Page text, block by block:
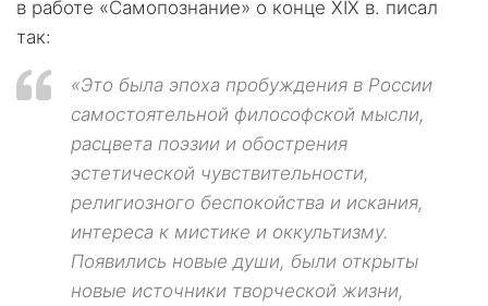
в работе «Самопознание» о конце XIX в. писал
так:
«Это была эпоха пробуждения в России
самостоятельной философской мысли,
расцвета поэзии и обострения
эстетической чувствительности,
религиозного беспокойства и искания,
интереса к мистике и оккультизму.
Появились новые души, были открыты
новые источники творческой жизни,